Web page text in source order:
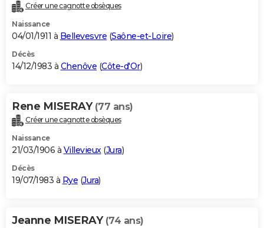
Créer une cagnotte obsèques
Naissance
04/01/1911 à Bellevesvre (Saône-et-Loire)
Décès
14/12/1983 à Chenôve (Côte-d'Or)
Rene MISERAY (77 ans)
Créer une cagnotte obsèques
Naissance
21/03/1906 à Villevieux(Jura)
Décès
19/07/1983 à Rye (Jura)
Jeanne MISERAY (74 ans)